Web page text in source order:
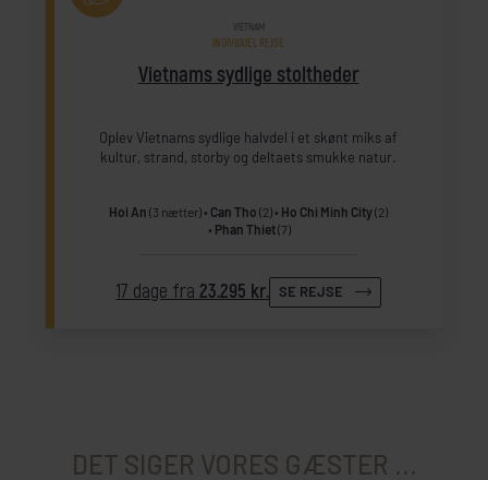
Vietnams sydlige stoltheder
VIETNAM
INDIVIDUEL REJSE
Oplev Vietnams sydlige halvdel i et skønt miks af
kultur, strand, storby og deltaets smukke natur.
Hoi An (3 nætter) Can Tho (2) Ho Chi Minh City(2)
Phan Thiet(7)
17 dage fra23.295 kr. SE REJSE
DET SIGER VORES GÆSTER ...